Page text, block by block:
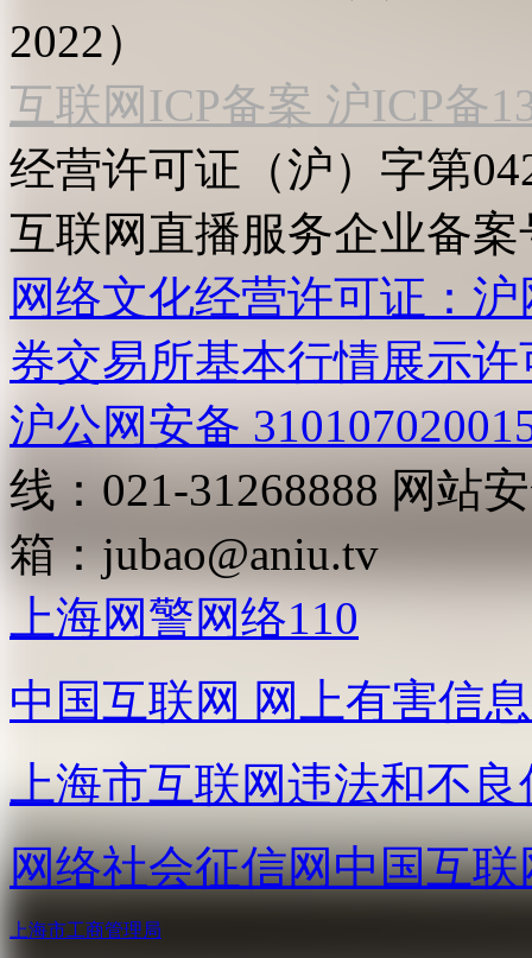
2022）
互联网ICP备案 沪ICP备
经营许可证（沪）字第
互联网直播服务企业备案
网络文化经营许可证：
券交易所基本行情展示许
沪公网安备
线：021-31268888 网站
箱： jubao@aniu.tv
上海网警网络110
中国互联网 网上有害信
上海市互联网违法和不
网络社会征信网中国互
上海市工商管理局